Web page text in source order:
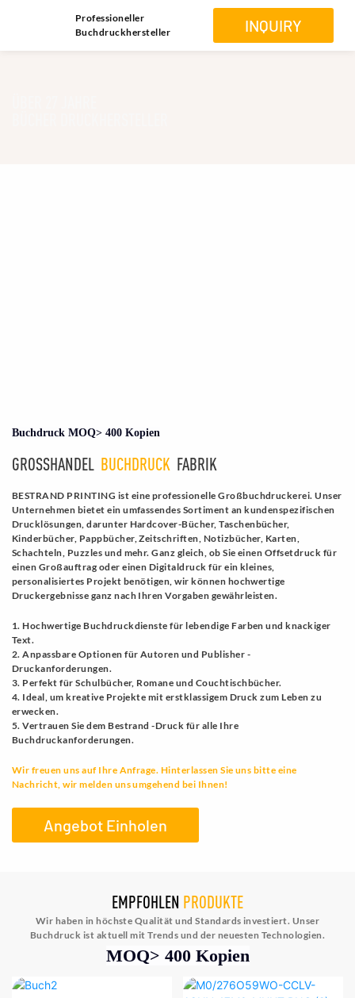
Professioneller
Buchdruckhersteller
INQUIRY
Buchdruck MOQ> 400 Kopien
GROSSHANDEL BUCHDRUCK FABRIK
BESTRAND PRINTING ist eine professionelle Großbuchdruckerei. Unser
Unternehmen bietet ein umfassendes Sortiment an kundenspezifischen
Drucklösungen, darunter Hardcover-Bücher, Taschenbücher,
Kinderbücher, Pappbücher, Zeitschriften, Notizbücher, Karten,
Schachteln, Puzzles und mehr. Ganz gleich, ob Sie einen Offsetdruck für
einen Großauftrag oder einen Digitaldruck für ein kleines,
personalisiertes Projekt benötigen, wir können hochwertige
Druckergebnisse ganz nach Ihren Vorgaben gewährleisten.
1. Hochwertige Buchdruckdienste für lebendige Farben und knackiger
Text.
2. Anpassbare Optionen für Autoren und Publisher -
Druckanforderungen.
3. Perfekt für Schulbücher, Romane und Couchtischbücher.
4. Ideal, um kreative Projekte mit erstklassigem Druck zum Leben zu
erwecken.
5. Vertrauen Sie dem Bestrand -Druck für alle Ihre
Buchdruckanforderungen.
Wir freuen uns auf Ihre Anfrage. Hinterlassen Sie uns bitte eine
Nachricht, wir melden uns umgehend bei Ihnen!
Angebot Einholen
EMPFOHLEN PRODUKTE
Wir haben in höchste Qualität und Standards investiert. Unser
Buchdruck ist aktuell mit Trends und der neuesten Technologien.
MOQ> 400 Kopien